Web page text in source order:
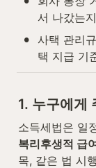
서 나갔는지
• 사택 관리
택 지급 기
1. 누구에게
소득세법은 일
복리후생적 급
목, 같은 법 시